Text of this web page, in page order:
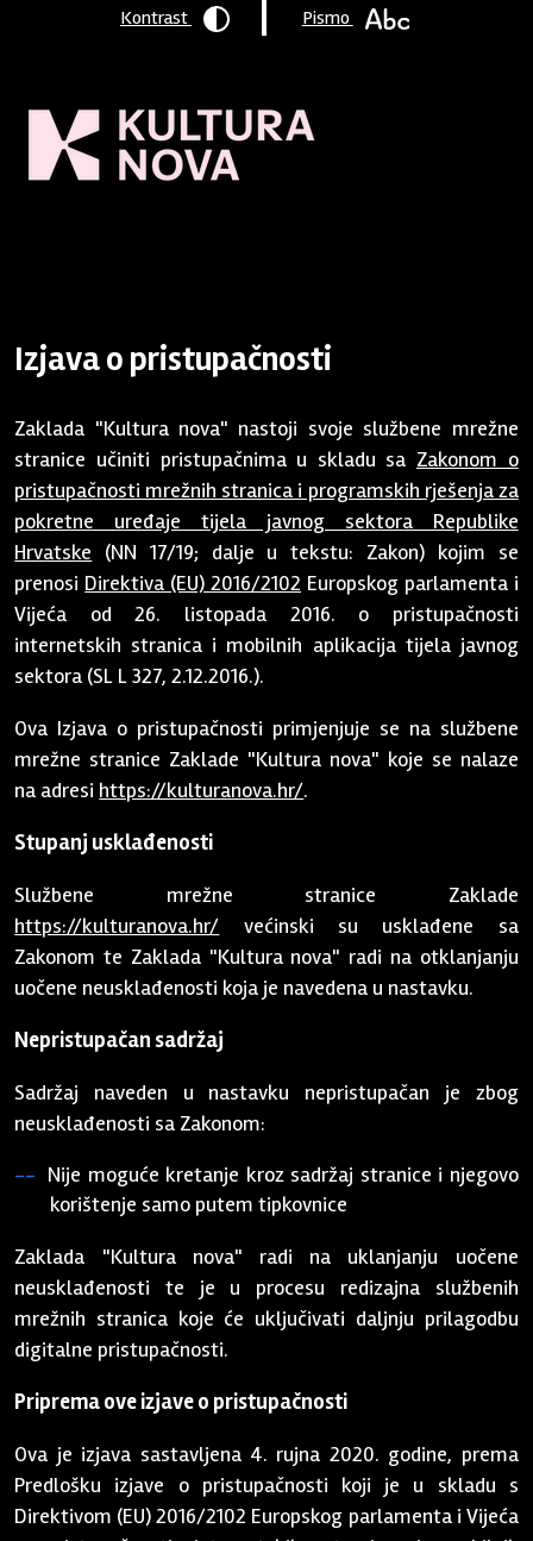
Izjava o pristupačnosti
Zaklada "Kultura nova" nastoji svoje službene mrežne
stranice učiniti pristupačnima u skladu sa Zakonom o
pristupačnosti mrežnih stranica i programskih rješenja za
pokretne uređaje tijela javnog sektora Republike
Hrvatske (NN 17/19; dalje u tekstu: Zakon) kojim se
prenosi Direktiva (EU) 2016/2102 Europskog parlamenta i
Vijeća od 26. listopada 2016. o pristupačnosti
internetskih stranica i mobilnih aplikacija tijela javnog
sektora (SL L 327, 2.12.2016.).
Ova Izjava o pristupačnosti primjenjuje se na službene
mrežne stranice Zaklade "Kultura nova" koje se nalaze
na adresi https://kulturanova.hr/.
Stupanj usklađenosti
Službene mrežne stranice Zaklade
https://kulturanova.hr/ većinski su usklađene sa
Zakonom te Zaklada "Kultura nova" radi na otklanjanju
uočene neusklađenosti koja je navedena u nastavku.
Nepristupačan sadržaj
Sadržaj naveden u nastavku nepristupačan je zbog
neusklađenosti sa Zakonom:
Nije moguće kretanje kroz sadržaj stranice i njegovo
korištenje samo putem tipkovnice
Zaklada "Kultura nova" radi na uklanjanju uočene
neusklađenosti te je u procesu redizajna službenih
mrežnih stranica koje će uključivati daljnju prilagodbu
digitalne pristupačnosti.
Priprema ove izjave o pristupačnosti
Ova je izjava sastavljena 4. rujna 2020. godine, prema
Predlošku izjave o pristupačnosti koji je u skladu s
Direktivom (EU) 2016/2102 Europskog parlamenta i Vijeća
Kontrast Pismo